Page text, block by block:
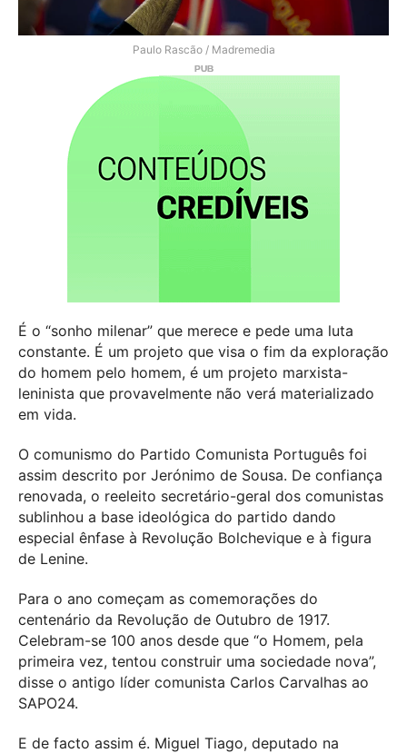
Paulo Rascão / Madremedia
É o “sonho milenar” que merece e pede uma luta
constante. É um projeto que visa o fim da exploração
do homem pelo homem, é um projeto marxista-
leninista que provavelmente não verá materializado
em vida.
O comunismo do Partido Comunista Português foi
assim descrito por Jerónimo de Sousa. De confiança
renovada, o reeleito secretário-geral dos comunistas
sublinhou a base ideológica do partido dando
especial ênfase à Revolução Bolchevique e à figura
de Lenine.
Para o ano começam as comemorações do
centenário da Revolução de Outubro de 1917.
Celebram-se 100 anos desde que “o Homem, pela
primeira vez, tentou construir uma sociedade nova”,
disse o antigo líder comunista Carlos Carvalhas ao
SAPO24.
E de facto assim é. Miguel Tiago, deputado na